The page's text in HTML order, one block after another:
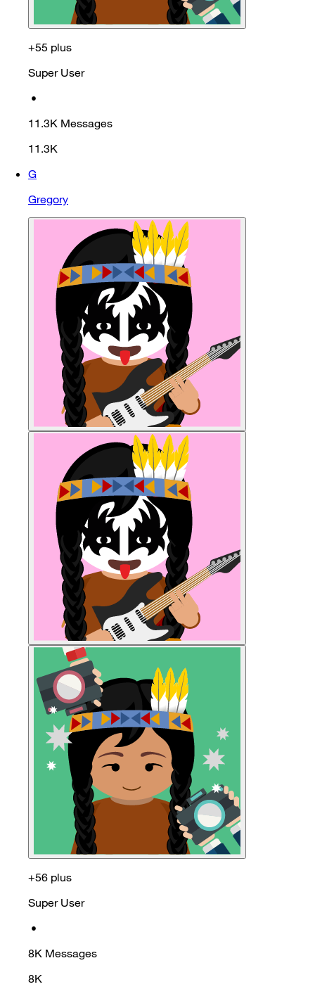
+55 plus
Super User
•
11.3K Messages
11.3K
G
Gregory
+56 plus
Super User
•
8K Messages
8K